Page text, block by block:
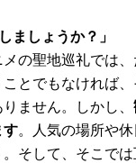
ましょうか？」
の聖地巡礼では
とでもなければ
ません。しかし、
す。人気の場所や
そして、そこで